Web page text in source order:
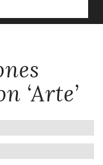
‘Arte’